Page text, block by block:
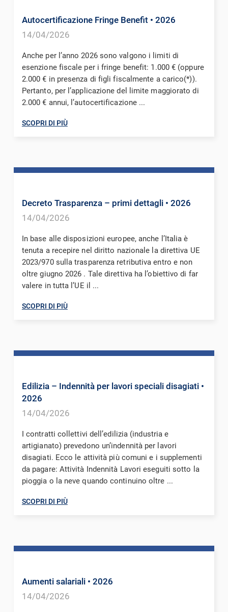
Autocertificazione Fringe Benefit • 2026
14/04/2026
Anche per l’anno 2026 sono valgono i limiti di
esenzione fiscale per i fringe benefit: 1.000 € (oppure
2.000 € in presenza di figli fiscalmente a carico(*)).
Pertanto, per l’applicazione del limite maggiorato di
2.000 € annui, l’autocertificazione ...
SCOPRI DI PIÙ
Decreto Trasparenza – primi dettagli • 2026
14/04/2026
In base alle disposizioni europee, anche l’Italia è
tenuta a recepire nel diritto nazionale la direttiva UE
2023/970 sulla trasparenza retributiva entro e non
oltre giugno 2026 . Tale direttiva ha l’obiettivo di far
valere in tutta l’UE il ...
SCOPRI DI PIÙ
Edilizia – Indennità per lavori speciali disagiati •
2026
14/04/2026
I contratti collettivi dell’edilizia (industria e
artigianato) prevedono un’indennità per lavori
disagiati. Ecco le attività più comuni e i supplementi
da pagare: Attività Indennità Lavori eseguiti sotto la
pioggia o la neve quando continuino oltre ...
SCOPRI DI PIÙ
Aumenti salariali • 2026
14/04/2026